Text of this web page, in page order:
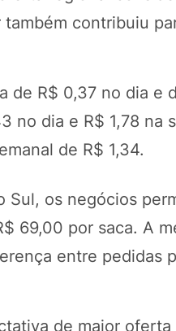
contribuiu
R$ 0,37 no dia e
no dia e R$ 1,78 na
de R$ 1,34.
os negócios
69,00 por saca. A
entre pedidas
de maior